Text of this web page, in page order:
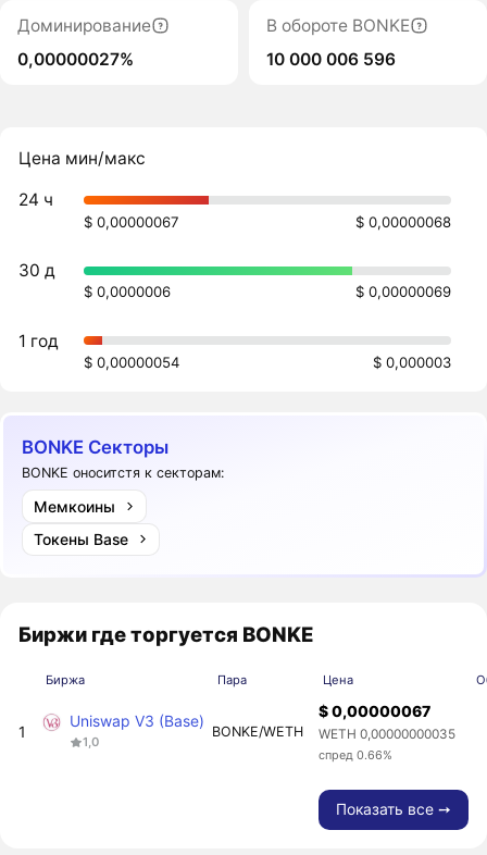
Доминирование
0,00000027%
В обороте BONKE
10 000 006 596
Цена мин/макс
24 ч
$ 0,00000067 $ 0,00000068
30 д
$ 0,0000006 $ 0,00000069
1 год
$ 0,00000054 $ 0,000003
BONKE Секторы
BONKE оноситстя к секторам:
Мемкоины
Токены Base
Биржи где торгуется BONKE
Биржа Пара Цена
1
Uniswap V3 (Base)
1,0
BONKE/WETH
$ 0,00000067
WETH 0,00000000035
спред 0.66%
Показать все ➙